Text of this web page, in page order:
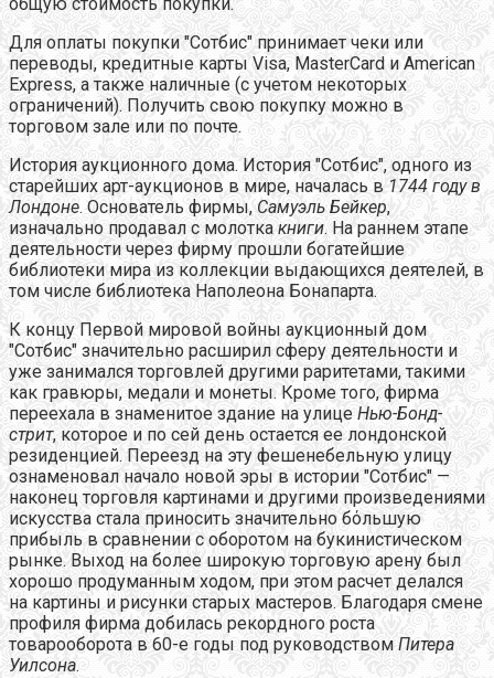
Для оплаты покупки "Сотбис" принимает чеки или
переводы, кредитные карты Visa, MasterCard и American
Express, а также наличные (с учетом некоторых
ограничений). Получить свою покупку можно в
торговом зале или по почте.
История аукционного дома. История "Сотбис", одного из
старейших арт-аукционов в мире, началась в 1744 году в
Лондоне. Основатель фирмы, Самуэль Бейкер,
изначально продавал с молотка книги. На раннем этапе
деятельности через фирму прошли богатейшие
библиотеки мира из коллекции выдающихся деятелей, в
том числе библиотека Наполеона Бонапарта.
К концу Первой мировой войны аукционный дом
"Сотбис" значительно расширил сферу деятельности и
уже занимался торговлей другими раритетами, такими
как гравюры, медали и монеты. Кроме того, фирма
переехала в знаменитое здание на улице Нью-Бонд-
стрит, которое и по сей день остается ее лондонской
резиденцией. Переезд на эту фешенебельную улицу
ознаменовал начало новой эры в истории "Сотбис" —
наконец торговля картинами и другими произведениями
искусства стала приносить значительно бόльшую
прибыль в сравнении с оборотом на букинистическом
рынке. Выход на более широкую торговую арену был
хорошо продуманным ходом, при этом расчет делался
на картины и рисунки старых мастеров. Благодаря смене
профиля фирма добилась рекордного роста
товарооборота в 60-е годы под руководством Питера
Уилсона.